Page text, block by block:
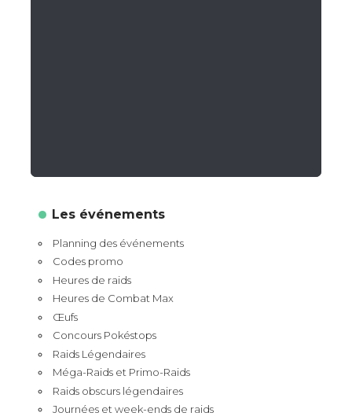
Les événements
Planning des événements
Codes promo
Heures de raids
Heures de Combat Max
Œufs
Concours Pokéstops
Raids Légendaires
Méga-Raids et Primo-Raids
Raids obscurs légendaires
Journées et week-ends de raids